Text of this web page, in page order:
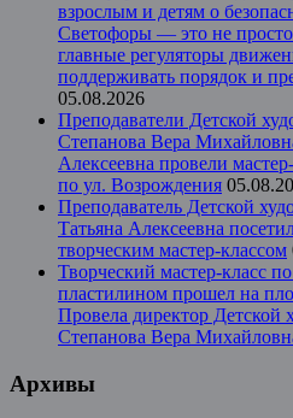
взрослым и детям о
Светофоры — это не
главные регуляторы
поддерживать порядок и
05.08.2026
Преподаватели Детской
Степанова Вера
Алексеевна провели
по ул. Возрождения
Преподаватель Детской
Татьяна Алексеевна
творческим мастер-классом
Творческий мастер-класс
пластилином прошел на
Провела директор Детской
Степанова Вера
Архивы